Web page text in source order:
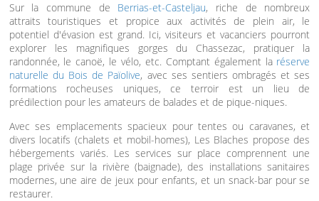
Sur la commune de Berrias-et-Casteljau, riche de nombreux
attraits touristiques et propice aux activités de plein air, le
potentiel d'évasion est grand. Ici, visiteurs et vacanciers pourront
explorer les magnifiques gorges du Chassezac, pratiquer la
randonnée, le canoë, le vélo, etc. Comptant également la réserve
naturelle du Bois de Païolive, avec ses sentiers ombragés et ses
formations rocheuses uniques, ce terroir est un lieu de
prédilection pour les amateurs de balades et de pique-niques.
Avec ses emplacements spacieux pour tentes ou caravanes, et
divers locatifs (chalets et mobil-homes), Les Blaches propose des
hébergements variés. Les services sur place comprennent une
plage privée sur la rivière (baignade), des installations sanitaires
modernes, une aire de jeux pour enfants, et un snack-bar pour se
restaurer.